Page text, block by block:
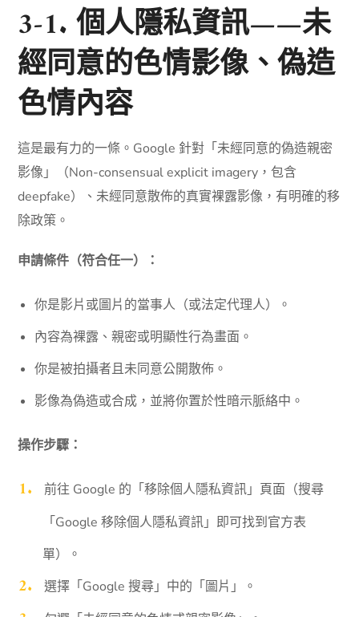
3-1. 個人隱私資訊——未
經同意的色情影像、偽造
色情內容
這是最有力的一條。Google 針對「未經同意的偽造親密
影像」（Non-consensual explicit imagery，包含
deepfake）、未經同意散佈的真實裸露影像，有明確的移
除政策。
申請條件（符合任一）：
你是影片或圖片的當事人（或法定代理人）。
內容為裸露、親密或明顯性行為畫面。
你是被拍攝者且未同意公開散佈。
影像為偽造或合成，並將你置於性暗示脈絡中。
操作步驟：
前往 Google 的「移除個人隱私資訊」頁面（搜尋
「Google 移除個人隱私資訊」即可找到官方表
單）。
選擇「Google 搜尋」中的「圖片」。